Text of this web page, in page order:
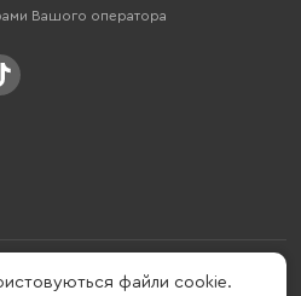
Вашого оператора
активно розвивається у сфері смарт
файли cookie.